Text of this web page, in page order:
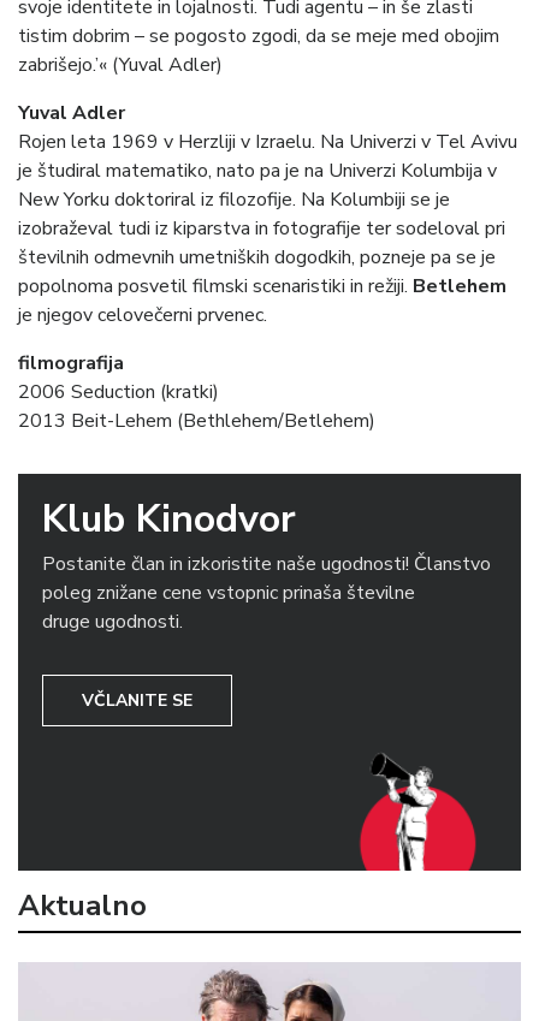
svoje identitete in lojalnosti. Tudi agentu – in še zlasti
tistim dobrim – se pogosto zgodi, da se meje med obojim
zabrišejo.’« (Yuval Adler)
Yuval Adler
Rojen leta 1969 v Herzliji v Izraelu. Na Univerzi v Tel Avivu
je študiral matematiko, nato pa je na Univerzi Kolumbija v
New Yorku doktoriral iz filozofije. Na Kolumbiji se je
izobraževal tudi iz kiparstva in fotografije ter sodeloval pri
številnih odmevnih umetniških dogodkih, pozneje pa se je
popolnoma posvetil filmski scenaristiki in režiji. Betlehem
je njegov celovečerni prvenec.
filmografija
2006 Seduction (kratki)
2013 Beit-Lehem (Bethlehem/Betlehem)
Klub Kinodvor
Postanite član in izkoristite naše ugodnosti! Članstvo
poleg znižane cene vstopnic prinaša številne
druge ugodnosti.
VČLANITE SE
Aktualno